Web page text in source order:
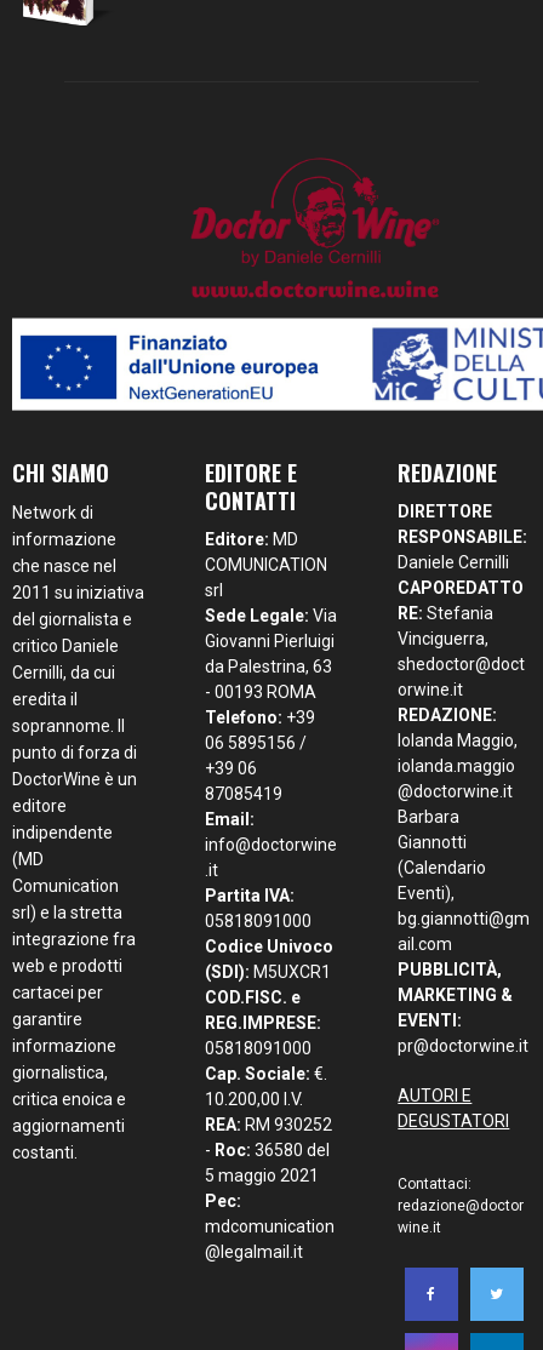
CHI SIAMO
Network di
informazione
che nasce nel
2011 su iniziativa
del giornalista e
critico Daniele
Cernilli, da cui
eredita il
soprannome. Il
punto di forza di
DoctorWine è un
editore
indipendente
(MD
Comunication
srl) e la stretta
integrazione fra
web e prodotti
cartacei per
garantire
informazione
giornalistica,
critica enoica e
aggiornamenti
costanti.
EDITORE E
CONTATTI
Editore: MD
COMUNICATION
srl
Sede Legale: Via
Giovanni Pierluigi
da Palestrina, 63
- 00193 ROMA
Telefono: +39
06 5895156 /
+39 06
87085419
Email:
info@doctorwine
.it
Partita IVA:
05818091000
Codice Univoco
(SDI): M5UXCR1
COD.FISC. e
REG.IMPRESE:
05818091000
Cap. Sociale: €.
10.200,00 I.V.
REA: RM 930252
- Roc: 36580 del
5 maggio 2021
Pec:
mdcomunication
@legalmail.it
REDAZIONE
DIRETTORE
RESPONSABILE:
Daniele Cernilli
CAPOREDATTO
RE: Stefania
Vinciguerra,
shedoctor@doct
orwine.it
REDAZIONE:
Iolanda Maggio,
iolanda.maggio
@doctorwine.it
Barbara
Giannotti
(Calendario
Eventi),
bg.giannotti@gm
ail.com
PUBBLICITÀ,
MARKETING &
EVENTI:
pr@doctorwine.it
AUTORI E
DEGUSTATORI
Contattaci:
redazione@doctor
wine.it